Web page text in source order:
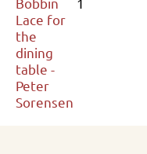
Lace for
the
dining
table -
Peter
Sorensen